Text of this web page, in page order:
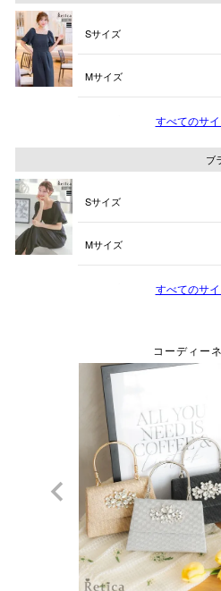
グレ
Sサイズ
Mサイズ
すべてのサイ
ブ
Sサイズ
Mサイズ
すべてのサイ